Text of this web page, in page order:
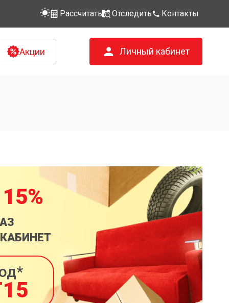
Рассчитать Отследить Контакты
Акции Личный кабинет